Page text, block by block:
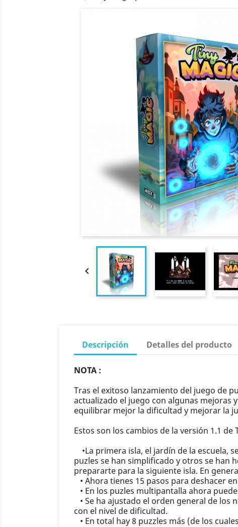

Descripción Detalles del producto
NOTA :
Tras el exitoso lanzamiento del juego de
actualizado el juego con algunas mejoras
equilibrar mejor la dificultad y mejorar la
Estos son los cambios de la versión 1.1 de
•La primera isla, el jardín de la escuela,
puzles se han simplificado y otros se han
prepararte para la siguiente isla. En
• Ahora tienes 15 pasos para deshacer
• En los puzles multipantalla ahora
• Se ha ajustado el orden general de los
con el nivel de dificultad.
• En total hay 8 puzzles más (de los